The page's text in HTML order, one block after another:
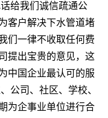
给我们诚信疏通公
客户解决下水管道堵
们一律不收取任何费
提出宝贵的意见，这
中国企业最认可的服
公司、社区、学校、
为企事业单位进行合